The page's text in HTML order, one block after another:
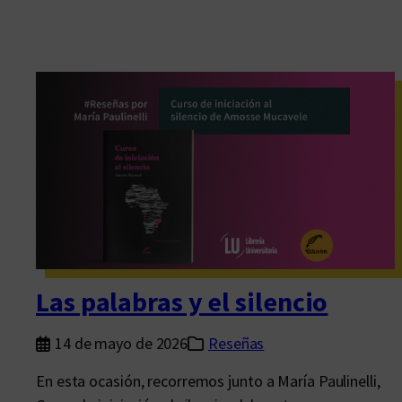
Las palabras y el silencio
14 de mayo de 2026
Reseñas
En esta ocasión, recorremos junto a María Paulinelli,